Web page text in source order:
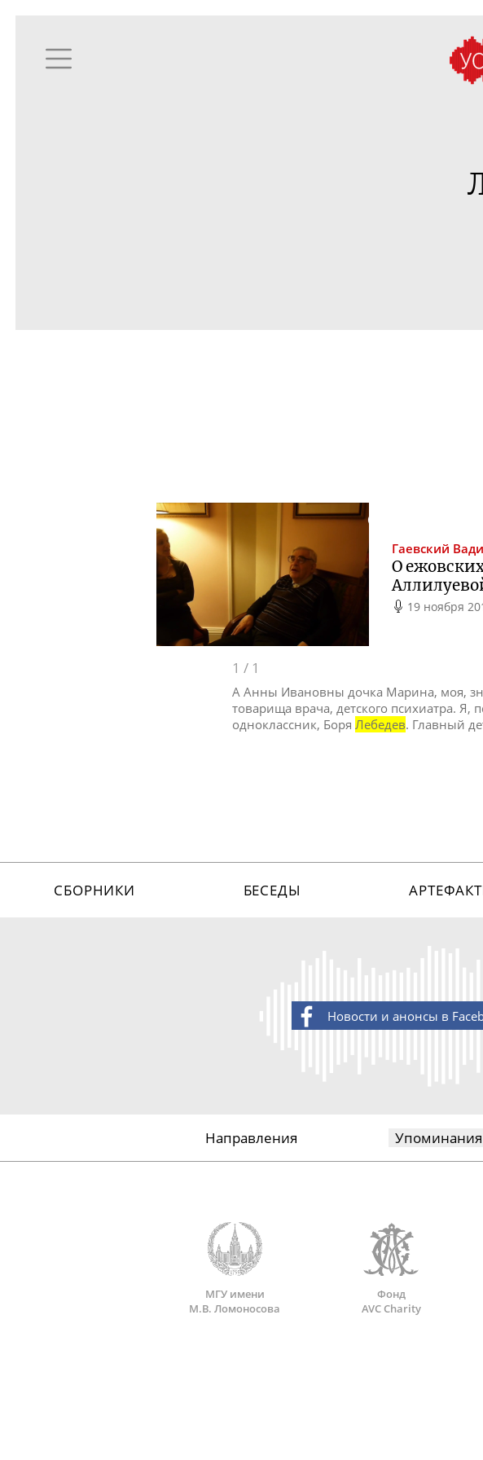
Гаевский
О
19 ноября
1 / 1
А Анны Ивановны дочка Марина, моя,
товарища врача, детского психиатра. Я,
одноклассник, БоряЛебедев. Главный
СБОРНИКИ БЕСЕДЫ
Новости и анонсы в
Направления Упоминания
МГУ имени
М.В. Ломоносова
Фонд
AVC Charity